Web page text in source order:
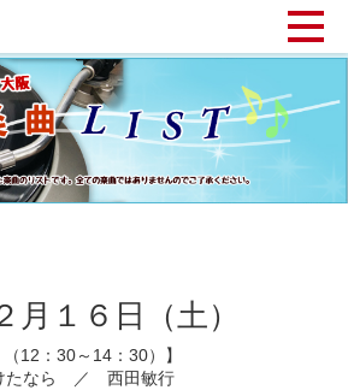
月１６日（土）
12：30～14：30）】
たなら ／ 西田敏行